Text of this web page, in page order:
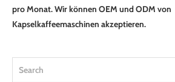
pro Monat. Wir können OEM und ODM von
Kapselkaffeemaschinen akzeptieren.